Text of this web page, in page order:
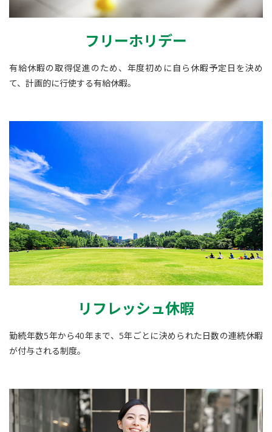
フリーホリデー
有給休暇の取得促進のため、年度初めに自ら休暇予定日を決め
て、計画的に行使する有給休暇。
リフレッシュ休暇
勤続年数5年から40年まで、5年ごとに決められた日数の連続休暇
が付与される制度。